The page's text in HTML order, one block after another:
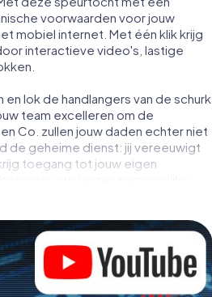
voorwaarden voor jouw
mobiel internet. Met één klik krijg
interactieve video's, lastige
lok de handlangers van de schurk
team excelleren om de
Co. zullen jouw daden echter niet
de geheime dienst: jij vereeuwigt
toegang tot jouw eigen
in jouw eigen persoonlijke